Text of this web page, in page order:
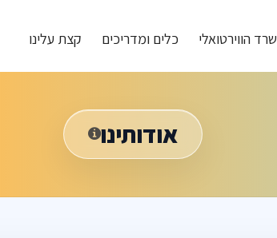
הווירטואלי כלים ומדריכים קצת עלינו
אודותינו